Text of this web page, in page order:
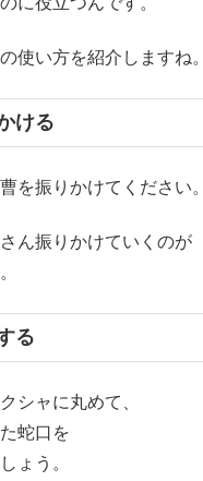
使い方を紹介しますね。
ける
を振りかけてください。
ん振りかけていくのが
る
シャに丸めて、
蛇口を
ょう。